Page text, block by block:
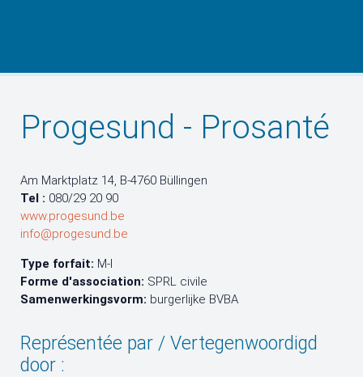
Progesund - Prosanté
Am Marktplatz 14, B-4760 Büllingen
Tel : 080/29 20 90
www.progesund.be
info@progesund.be
Type forfait: M-I
Forme d'association: SPRL civile
Samenwerkingsvorm: burgerlijke BVBA
Représentée par / Vertegenwoordigd
door :